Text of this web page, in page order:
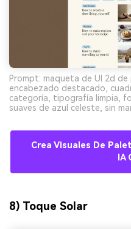
Prompt: maqueta de UI 2d
encabezado destacado,
categoría, tipografía limpia,
suaves de azul celeste, sin
Crea Visuales De
IA
8) Toque Solar